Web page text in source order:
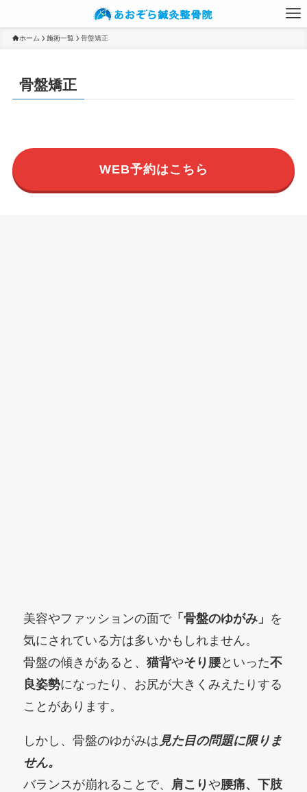
ホーム 施術一覧 骨盤矯正
骨盤矯正
WEB予約はこちら
美容やファッションの面で「骨盤のゆがみ」 を
気にされている方は多いかもしれません。
骨盤の傾きがあると、猫背やそり腰といった不
良姿勢になったり、お尻が大きくみえたりする
ことがあります。
しかし、骨盤のゆがみは 見た目の問題に限りま
せん。
バランスが崩れることで、 肩こりや腰痛、下肢